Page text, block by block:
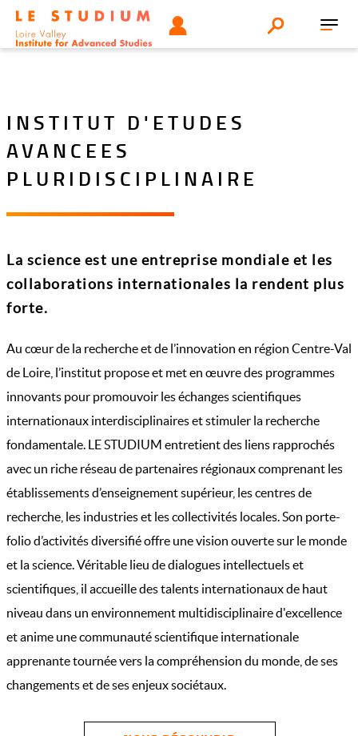
Aller
contenu
Tools
menu
UTILISATEUR Search
INSTITUT D'ETUDES
AVANCEES
PLURIDISCIPLINAIRE
La science est une entreprise mondiale et les
collaborations internationales la rendent plus
forte.
Au cœur de la recherche et de l’innovation en région Centre-Val
de Loire, l’institut propose et met en œuvre des programmes
innovants pour promouvoir les échanges scientifiques
internationaux interdisciplinaires et stimuler la recherche
fondamentale. LE STUDIUM entretient des liens rapprochés
avec un riche réseau de partenaires régionaux comprenant les
établissements d’enseignement supérieur, les centres de
recherche, les industries et les collectivités locales. Son porte-
folio d’activités diversifié offre une vision ouverte sur le monde
et la science. Véritable lieu de dialogues intellectuels et
scientifiques, il accueille des talents internationaux de haut
niveau dans un environnement multidisciplinaire d'excellence
et anime une communauté scientifique internationale
apprenante tournée vers la compréhension du monde, de ses
changements et de ses enjeux sociétaux.